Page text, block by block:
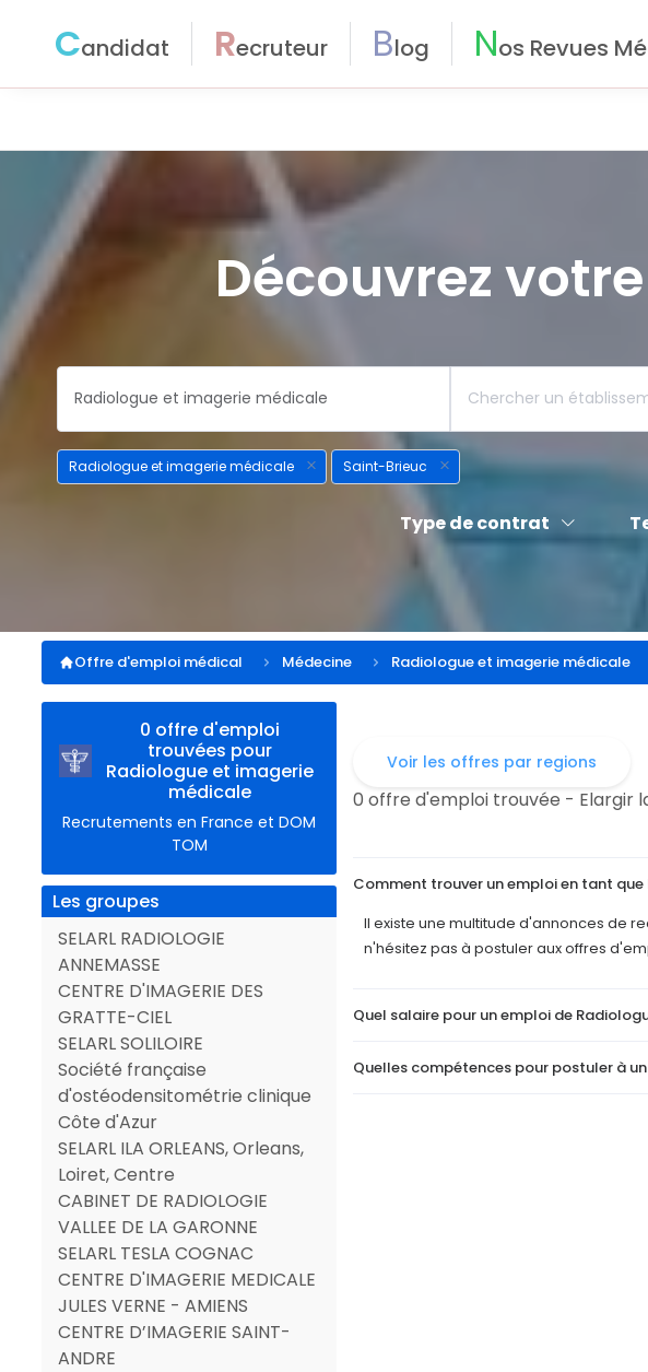
Candidat Recruteur Blog Nos Revues
Découvrez votre
Radiologue et imagerie médicale Saint-Brieuc
Type de contrat
Offre d'emploi médical Médecine Radiologue et imagerie médicale
0 offre d'emploi
trouvées pour
Radiologue et imagerie
médicale
Recrutements en France et DOM
TOM
Les groupes
SELARL RADIOLOGIE
ANNEMASSE
CENTRE D'IMAGERIE DES
GRATTE-CIEL
SELARL SOLILOIRE
Société française
d'ostéodensitométrie clinique
Côte d'Azur
SELARL ILA ORLEANS, Orleans,
Loiret, Centre
CABINET DE RADIOLOGIE
VALLEE DE LA GARONNE
SELARL TESLA COGNAC
CENTRE D'IMAGERIE MEDICALE
JULES VERNE - AMIENS
CENTRE D’IMAGERIE SAINT-
ANDRE
Voir les offres par regions
0 offre d'emploi trouvée - Elargir
Comment trouver un emploi en tant que
Il existe une multitude d'annonces de
n'hésitez pas à postuler aux offres
Quel salaire pour un emploi de
Quelles compétences pour postuler à